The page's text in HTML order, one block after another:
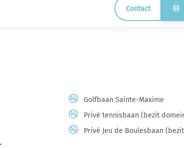
Contact
Golfbaan Sainte-Maxime
Privé tennisbaan (bezit
Privé Jeu de Boulesbaan